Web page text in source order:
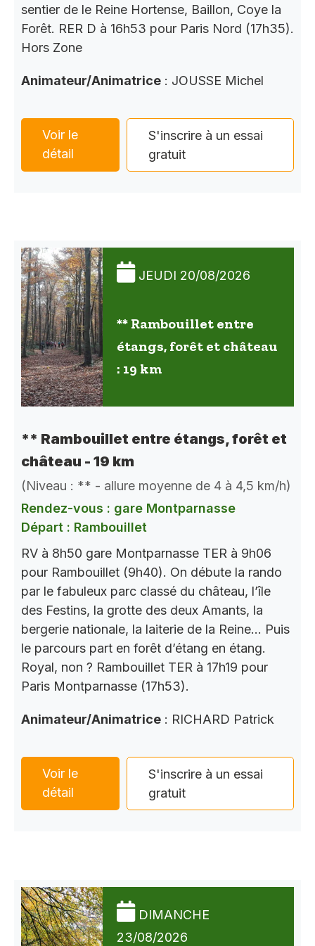
sentier de le Reine Hortense, Baillon, Coye la
Forêt. RER D à 16h53 pour Paris Nord (17h35).
Hors Zone
Animateur/Animatrice : JOUSSE Michel
Voir le
détail
S'inscrire à un essai
gratuit
JEUDI 20/08/2026
** Rambouillet entre
étangs, forêt et château
: 19 km
** Rambouillet entre étangs, forêt et
château - 19 km
(Niveau : ** - allure moyenne de 4 à 4,5 km/h)
Rendez-vous : gare Montparnasse
Départ : Rambouillet
RV à 8h50 gare Montparnasse TER à 9h06
pour Rambouillet (9h40). On débute la rando
par le fabuleux parc classé du château, l’île
des Festins, la grotte des deux Amants, la
bergerie nationale, la laiterie de la Reine… Puis
le parcours part en forêt d’étang en étang.
Royal, non ? Rambouillet TER à 17h19 pour
Paris Montparnasse (17h53).
Animateur/Animatrice : RICHARD Patrick
Voir le
détail
S'inscrire à un essai
gratuit
DIMANCHE
23/08/2026